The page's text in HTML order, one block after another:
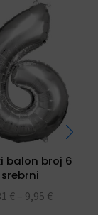
balon broj 6
srebrni
€ – 9,95 €